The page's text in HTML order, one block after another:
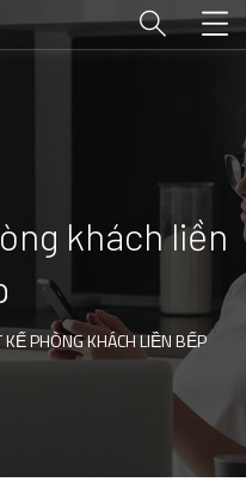
khách liền
KẾ PHÒNG KHÁCH LIỀN BẾP